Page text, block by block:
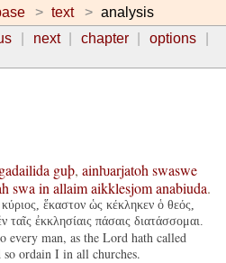
text
analysis
next chapter
options
gadailida guþ, ainƕarjatoh swaswe
swa in allaimaikklesjomanabiuda.
ἕκαστον ὡς κέκληκεν ὁ θεός,
ταῖς ἐκκλησίαις πάσαις διατάσσομαι.
man, as the Lord hath called
ordain I in all churches.